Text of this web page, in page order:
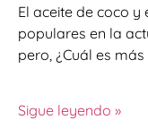
El aceite de coco
populares en la
pero, ¿Cuál es
Sigue leyendo »